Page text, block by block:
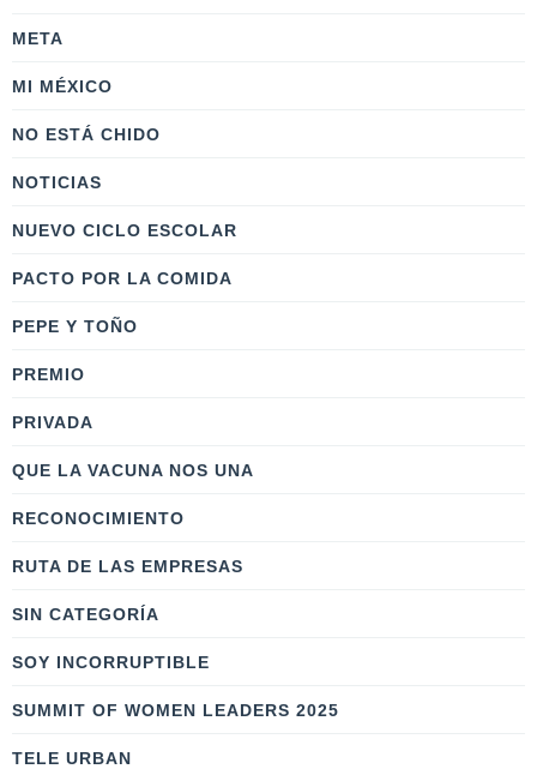
META
MI MÉXICO
NO ESTÁ CHIDO
NOTICIAS
NUEVO CICLO ESCOLAR
PACTO POR LA COMIDA
PEPE Y TOÑO
PREMIO
PRIVADA
QUE LA VACUNA NOS UNA
RECONOCIMIENTO
RUTA DE LAS EMPRESAS
SIN CATEGORÍA
SOY INCORRUPTIBLE
SUMMIT OF WOMEN LEADERS 2025
TELE URBAN